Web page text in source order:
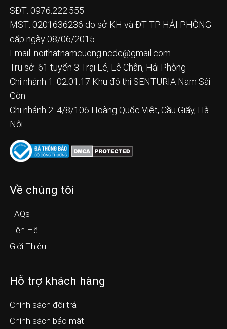
SĐT: 0976.222.555
MST: 0201636236 do sở KH và ĐT TP HẢI PHÒNG
cấp ngày 08/06/2015
Email: noithatnamcuong.ncdc@gmail.com
Trụ sở: 61 tuyến 3 Trại Lẻ, Lê Chân, Hải Phòng
Chi nhánh 1: 02.01.17 Khu đô thị SENTURIA Nam Sài
Gòn
Chi nhánh 2: 4/8/106 Hoàng Quốc Việt, Cầu Giấy, Hà
Nội
Về chúng tôi
FAQs
Liên Hệ
Giới Thiệu
Hỗ trợ khách hàng
Chính sách đổi trả
Chính sách bảo mật